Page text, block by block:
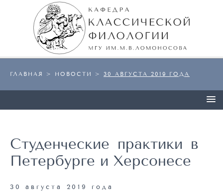
ГЛАВНАЯ > НОВОСТИ > 30 АВГУСТА 2019 ГОДА
Студенческие практики в
Петербурге и Херсонесе
30 августа 2019 года